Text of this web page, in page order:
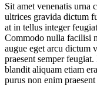
Sit amet venenatis urna
ultrices gravida dictum
at in tellus integer
Commodo nulla facilisi
augue eget arcu dictum
praesent semper
blandit aliquam etiam
purus non enim